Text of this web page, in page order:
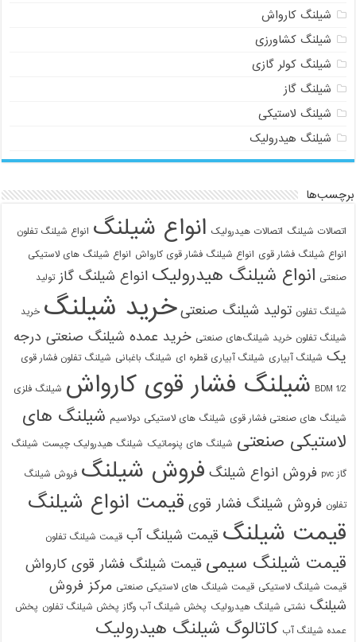
شیلنگ کارواش
شیلنگ کشاورزی
شیلنگ کولر گازی
شیلنگ گاز
شیلنگ لاستیکی
شیلنگ هیدرولیک
برچسب‌ها
اتصالات شیلنگ اتصالات هیدرولیک انواع شیلنگ انواع شیلنگ تفلون
انواع شیلنگ فشار قوی انواع شیلنگ فشار قوی کارواش انواع شیلنگ های لاستیکی
صنعتی انواع شیلنگ هیدرولیک انواع شیلنگ گاز تولید
شیلنگ تفلون تولید شیلنگ صنعتی خرید شیلنگ خرید
شیلنگ تفلون خرید شیلنگ‌های صنعتی خرید عمده شیلنگ صنعتی درجه
یک شیلنگ آبیاری شیلنگ آبیاری قطره ای شیلنگ باغبانی شیلنگ تفلون فشار قوی
1/2 BDM شیلنگ فشار قوی کارواش شیلنگ فلزی
شیلنگ های صنعتی فشار قوی شیلنگ های لاستیکی دولاسیم شیلنگ های
لاستیکی صنعتی شیلنگ های پنوماتیک شیلنگ هیدرولیک چیست شیلنگ
گاز pvc فروش انواع شیلنگ فروش شیلنگ فروش شیلنگ
تفلون فروش شیلنگ فشار قوی قیمت انواع شیلنگ
قیمت شیلنگ قیمت شیلنگ آب قیمت شیلنگ تفلون
قیمت شیلنگ سیمی قیمت شیلنگ فشار قوی کارواش
قیمت شیلنگ لاستیکی قیمت شیلنگ های لاستیکی صنعتی مرکز فروش
شیلنگ نشتی شیلنگ هیدرولیک پخش شیلنگ آب وگاز پخش شیلنگ تفلون پخش
عمده شیلنگ آب کاتالوگ شیلنگ هیدرولیک